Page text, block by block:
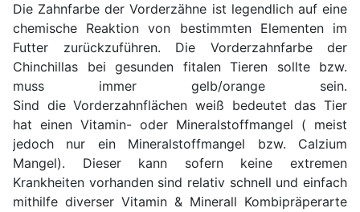
Die Zahnfarbe der Vorderzähne ist legendlich auf eine
chemische Reaktion von bestimmten Elementen im
Futter zurückzuführen. Die Vorderzahnfarbe der
Chinchillas bei gesunden fitalen Tieren sollte bzw.
muss immer gelb/orange sein.
Sind die Vorderzahnflächen weiß bedeutet das Tier
hat einen Vitamin- oder Mineralstoffmangel ( meist
jedoch nur ein Mineralstoffmangel bzw. Calzium
Mangel). Dieser kann sofern keine extremen
Krankheiten vorhanden sind relativ schnell und einfach
mithilfe diverser Vitamin & Minerall Kombipräperarte